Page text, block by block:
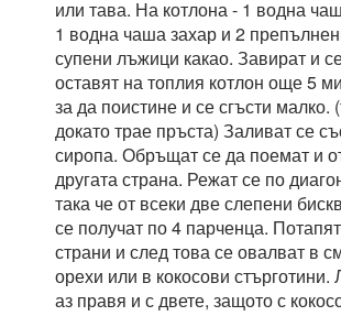
или тава. На котлона - 1 водна
1 водна чаша захар и 2
супени лъжици какао. Завират и
оставят на топлия котлон още 5
за да поистине и се сгъсти малко.
докато трае пръста) Заливат се
сиропа. Обръщат се да поемат и
другата страна. Режат се по
така че от всеки две слепени
се получат по 4 парченца.
страни и след това се овалват в
орехи или в кокосови стърготини.
аз правя и с двете, защото с